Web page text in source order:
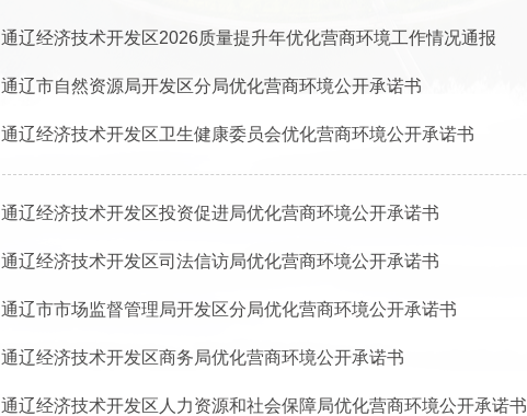
通辽经济技术开发区2026质量提升年优化营商环境工作情况通报
通辽市自然资源局开发区分局优化营商环境公开承诺书
通辽经济技术开发区卫生健康委员会优化营商环境公开承诺书
通辽经济技术开发区投资促进局优化营商环境公开承诺书
通辽经济技术开发区司法信访局优化营商环境公开承诺书
通辽市市场监督管理局开发区分局优化营商环境公开承诺书
通辽经济技术开发区商务局优化营商环境公开承诺书
通辽经济技术开发区人力资源和社会保障局优化营商环境公开承诺书